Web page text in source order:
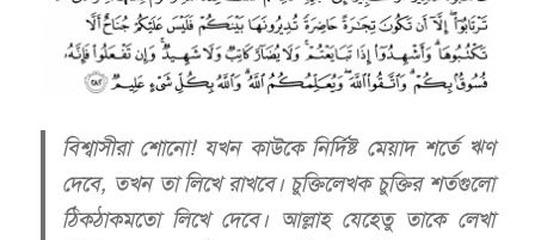
বিশ্বাসীরা শোনো! যখন কাউকে নির্দিষ্ট মেয়াদ শর্তে ঋণ
দেবে, তখন তা লিখে রাখবে। চুক্তিলেখক চুক্তির শর্তগুলো
ঠিকঠাকমতো লিখে দেবে। আল্লাহ যেহেতু তাকে লেখা